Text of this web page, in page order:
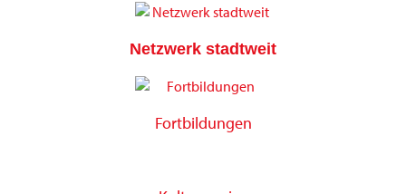
Netzwerk stadtweit
Fortbildungen